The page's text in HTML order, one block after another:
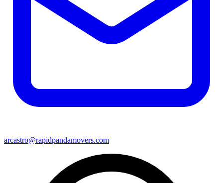
arcastro@rapidpandamovers.com